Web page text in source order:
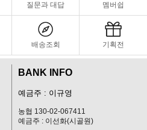
질문과 대답 멤버쉽
배송조회 기획전
BANK INFO
예금주 : 이규영
농협 130-02-067411
예금주 : 이선화(시골원)